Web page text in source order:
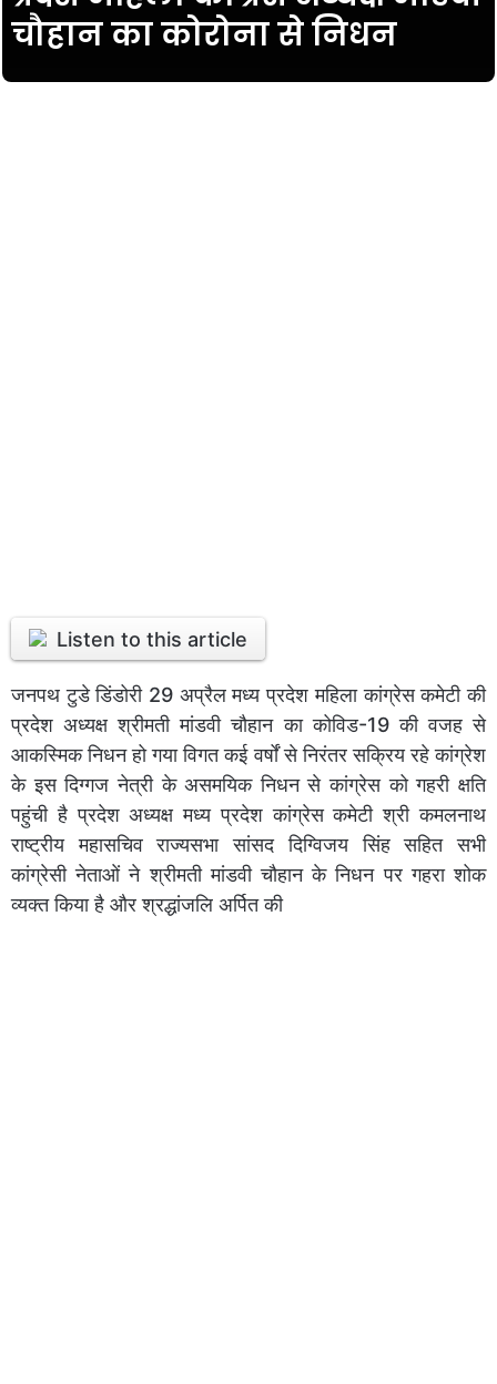
चौहान का कोरोना से निधन
Listen to this article
जनपथ टुडे डिंडोरी 29 अप्रैल मध्य प्रदेश महिला कांग्रेस कमेटी की
प्रदेश अध्यक्ष श्रीमती मांडवी चौहान का कोविड-19 की वजह से
आकस्मिक निधन हो गया विगत कई वर्षों से निरंतर सक्रिय रहे कांग्रेश
के इस दिग्गज नेत्री के असमयिक निधन से कांग्रेस को गहरी क्षति
पहुंची है प्रदेश अध्यक्ष मध्य प्रदेश कांग्रेस कमेटी श्री कमलनाथ
राष्ट्रीय महासचिव राज्यसभा सांसद दिग्विजय सिंह सहित सभी
कांग्रेसी नेताओं ने श्रीमती मांडवी चौहान के निधन पर गहरा शोक
व्यक्त किया है और श्रद्धांजलि अर्पित की